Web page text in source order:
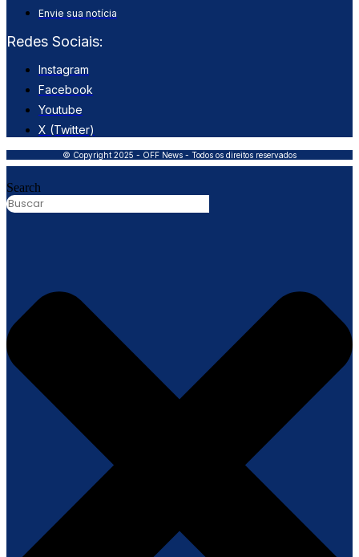
Envie sua notícia
Redes Sociais:
Instagram
Facebook
Youtube
X (Twitter)
© Copyright 2025 - OFF News - Todos os direitos reservados
Search